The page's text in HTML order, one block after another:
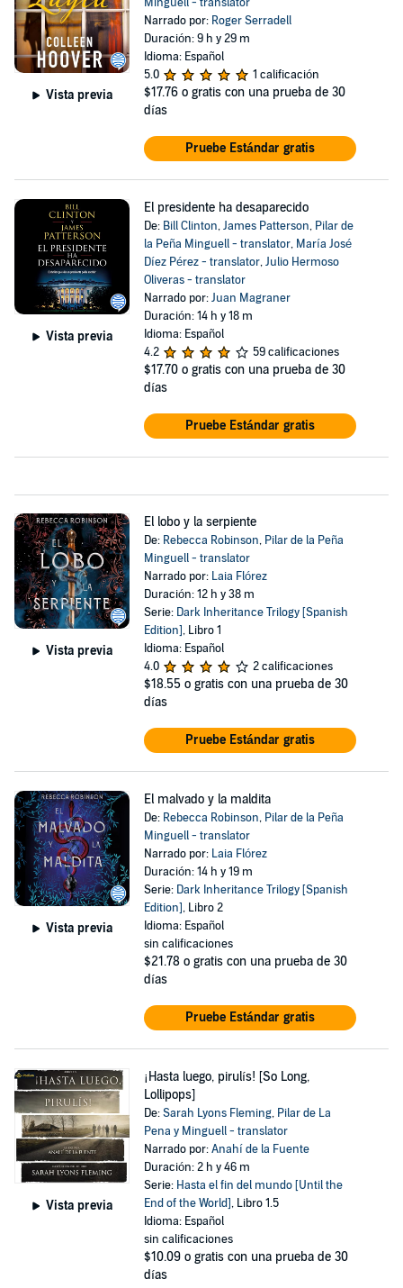
Vista previa
Narrado por: Roger Serradell
Duración: 9 h y 29 m
Idioma: Español
5.0
1 calificación
$17.76 o gratis con una prueba de 30
días
Pruebe Estándar gratis
Vista previa
El presidente ha desaparecido
De: Bill Clinton,James Patterson, Pilar de
la Peña Minguell - translator, María José
Díez Pérez - translator,Julio Hermoso
Oliveras - translator
Narrado por:Juan Magraner
Duración: 14 h y 18 m
Idioma: Español
4.2
59 calificaciones
$17.70 o gratis con una prueba de 30
días
Pruebe Estándar gratis
Vista previa
El lobo y la serpiente
De: Rebecca Robinson, Pilar de la Peña
Minguell - translator
Narrado por: Laia Flórez
Duración: 12 h y 38 m
Serie: Dark Inheritance Trilogy [Spanish
Edition], Libro 1
Idioma: Español
4.0
2 calificaciones
$18.55 o gratis con una prueba de 30
días
Pruebe Estándar gratis
Vista previa
El malvado y la maldita
De: Rebecca Robinson, Pilar de la Peña
Minguell - translator
Narrado por: Laia Flórez
Duración: 14 h y 19 m
Serie: Dark Inheritance Trilogy [Spanish
Edition], Libro 2
Idioma: Español
sin calificaciones
$21.78 o gratis con una prueba de 30
días
Pruebe Estándar gratis
Vista previa
¡Hasta luego, pirulís! [So Long,
Lollipops]
De:Sarah Lyons Fleming, Pilar de La
Pena y Minguell - translator
Narrado por:Anahí de la Fuente
Duración: 2 h y 46 m
Serie: Hasta el fin del mundo [Until the
End of the World], Libro 1.5
Idioma: Español
sin calificaciones
$10.09 o gratis con una prueba de 30
días